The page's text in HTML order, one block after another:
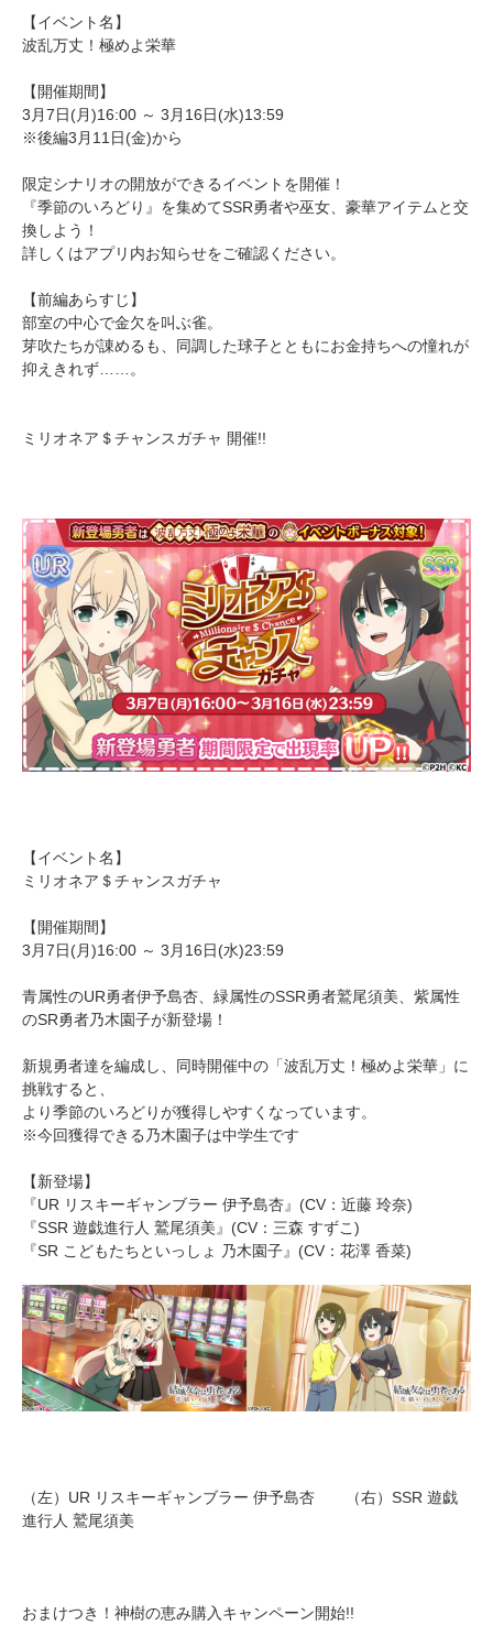
【イベント名】
波乱万丈！極めよ栄華
【開催期間】
3月7日(月)16:00 ～ 3月16日(水)13:59
※後編3月11日(金)から
限定シナリオの開放ができるイベントを開催！
『季節のいろどり』を集めてSSR勇者や巫女、豪華アイテムと交
換しよう！
詳しくはアプリ内お知らせをご確認ください。
【前編あらすじ】
部室の中心で金欠を叫ぶ雀。
芽吹たちが諌めるも、同調した球子とともにお金持ちへの憧れが
抑えきれず……。
ミリオネア＄チャンスガチャ 開催!!
【イベント名】
ミリオネア＄チャンスガチャ
【開催期間】
3月7日(月)16:00 ～ 3月16日(水)23:59
青属性のUR勇者伊予島杏、緑属性のSSR勇者鷲尾須美、紫属性
のSR勇者乃木園子が新登場！
新規勇者達を編成し、同時開催中の「波乱万丈！極めよ栄華」に
挑戦すると、
より季節のいろどりが獲得しやすくなっています。
※今回獲得できる乃木園子は中学生です
【新登場】
『UR リスキーギャンブラー 伊予島杏』(CV：近藤 玲奈)
『SSR 遊戯進行人 鷲尾須美』(CV：三森 すずこ)
『SR こどもたちといっしょ 乃木園子』(CV：花澤 香菜)
（左）UR リスキーギャンブラー 伊予島杏 （右）SSR 遊戯
進行人 鷲尾須美
おまけつき！神樹の恵み購入キャンペーン開始!!